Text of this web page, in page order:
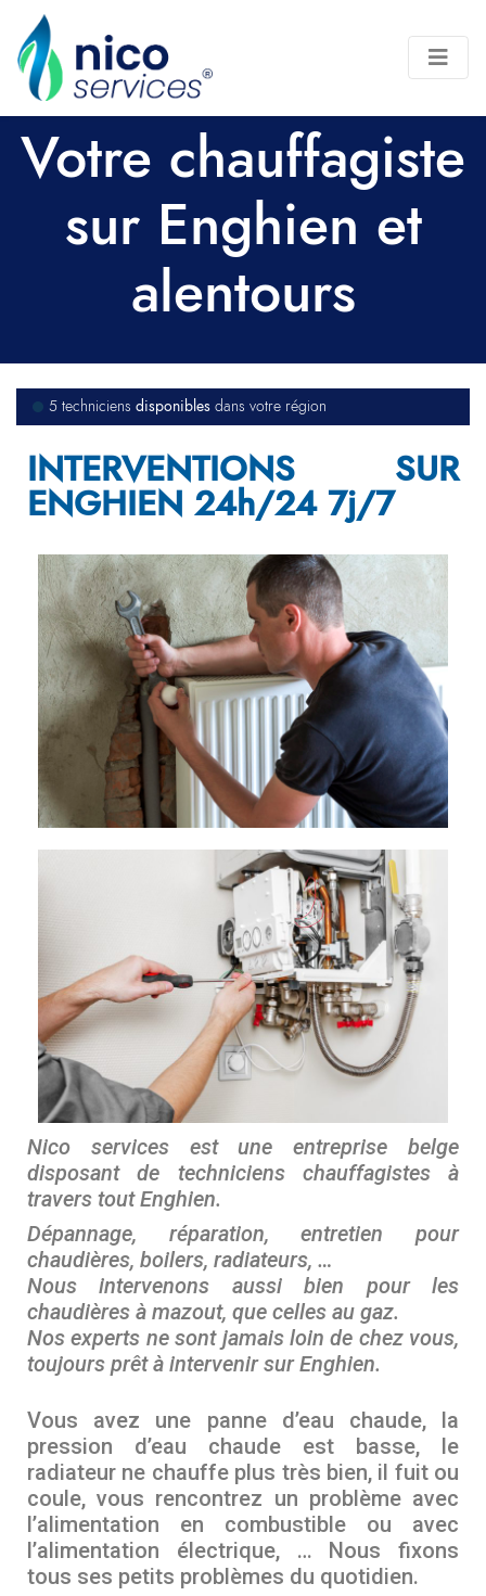
Votre chauffagiste
sur Enghien et
alentours
5 techniciensdisponibles dans votre région
INTERVENTIONS SUR
ENGHIEN 24h/24 7j/7
Nico services est une entreprise belge
disposant de techniciens chauffagistes à
travers tout Enghien.
Dépannage, réparation, entretien pour
chaudières, boilers, radiateurs, …
Nous intervenons aussi bien pour les
chaudières à mazout, que celles au gaz.
Nos experts ne sont jamais loin de chez vous,
toujours prêt à intervenir sur Enghien.
Vous avez une panne d’eau chaude, la
pression d’eau chaude est basse, le
radiateur ne chauffe plus très bien, il fuit ou
coule, vous rencontrez un problème avec
l’alimentation en combustible ou avec
l’alimentation électrique, … Nous fixons
tous ses petits problèmes du quotidien.